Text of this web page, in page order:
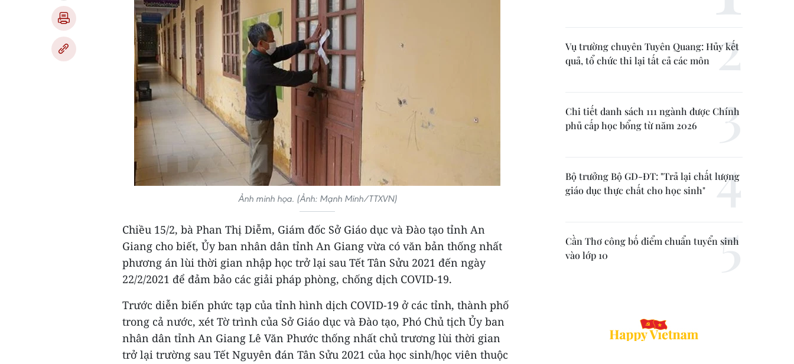
Ảnh minh họa. (Ảnh: Mạnh Minh/TTXVN)
Chiều 15/2, bà Phan Thị Diễm, Giám đốc Sở Giáo dục và Đào tạo tỉnh An
Giang cho biết, Ủy ban nhân dân tỉnh An Giang vừa có văn bản thống nhất
phương án lùi thời gian nhập học trở lại sau Tết Tân Sửu 2021 đến ngày
22/2/2021 để đảm bảo các giải pháp phòng, chống dịch COVID-19.
Trước diễn biến phức tạp của tỉnh hình dịch COVID-19 ở các tỉnh, thành phố
trong cả nước, xét Tờ trình của Sở Giáo dục và Đào tạo, Phó Chủ tịch Ủy ban
nhân dân tỉnh An Giang Lê Văn Phước thống nhất chủ trương lùi thời gian
trở lại trường sau Tết Nguyên đán Tân Sửu 2021 của học sinh/học viên thuộc
Vụ trường chuyên Tuyên Quang: Hủy kết
quả, tổ chức thi lại tất cả các môn
Chi tiết danh sách 111 ngành được Chính
phủ cấp học bổng từ năm 2026
Bộ trưởng Bộ GD-ĐT: "Trả lại chất lượng
giáo dục thực chất cho học sinh"
Cần Thơ công bố điểm chuẩn tuyển sinh
vào lớp 10